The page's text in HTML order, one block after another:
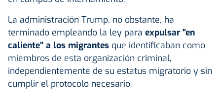
La administración Trump, no obstante, ha
terminado empleando la ley para expulsar "en
caliente" a los migrantes que identificaban como
miembros de esta organización criminal,
independientemente de su estatus migratorio y sin
cumplir el protocolo necesario.